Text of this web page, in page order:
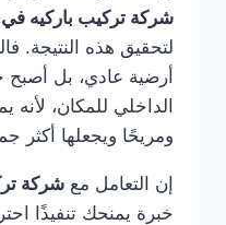
شركة تركيب باركيه
لتحقيق هذه النتيجة.
أرضية عادي، بل أصبح
الداخلي للمكان، لأنه
ومريحًا ويجعلها أكثر
إن التعامل مع شركة
خبرة يمنحك تنفيذًا